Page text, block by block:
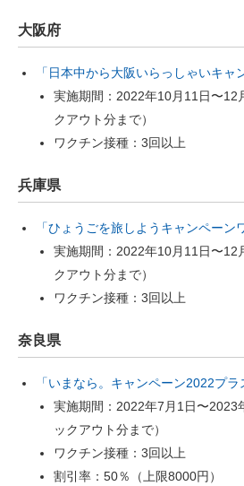
大阪府
「日本中から大阪いらっしゃいキャ
実施期間：2022年10月11日〜12
クアウト分まで）
ワクチン接種：3回以上
兵庫県
「ひょうごを旅しようキャンペーン
実施期間：2022年10月11日〜12
クアウト分まで）
ワクチン接種：3回以上
奈良県
「いまなら。キャンペーン2022プラ
実施期間：2022年7月1日〜2023
ックアウト分まで）
ワクチン接種：3回以上
割引率：50％（上限8000円）